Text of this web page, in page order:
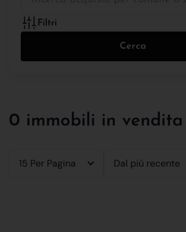
Filtri
Cerca
0 immobili in
15 Per Pagina Dal più recente